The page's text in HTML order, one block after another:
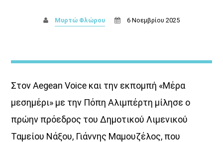
16:00
18:00
HOT 40 Θέμης Γεωργαντάς
18:00
Μυρτώ Φλώρου 6 Νοεμβρίου 2025
Στον Aegean Voice και την εκπομπή «Μέρα
μεσημέρι» με την Πόπη Αλιμπέρτη μίλησε ο
πρώην πρόεδρος του Δημοτικού Λιμενικού
Ταμείου Νάξου, Γιάννης Μαμουζέλος, που